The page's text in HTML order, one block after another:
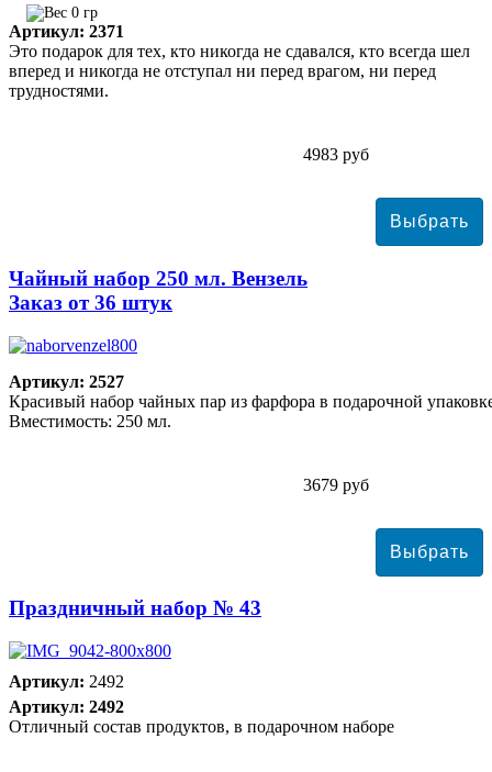
0 гр
Артикул: 2371
Это подарок для тех, кто никогда не сдавался, кто всегда шел
вперед и никогда не отступал ни перед врагом, ни перед
трудностями.
4983 руб
Чайный набор 250 мл. Вензель
Заказ от 36 штук
Артикул: 2527
Красивый набор чайных пар из фарфора в подарочной
Вместимость: 250 мл.
3679 руб
Праздничный набор № 43
Артикул: 2492
Артикул: 2492
Отличный состав продуктов, в подарочном наборе